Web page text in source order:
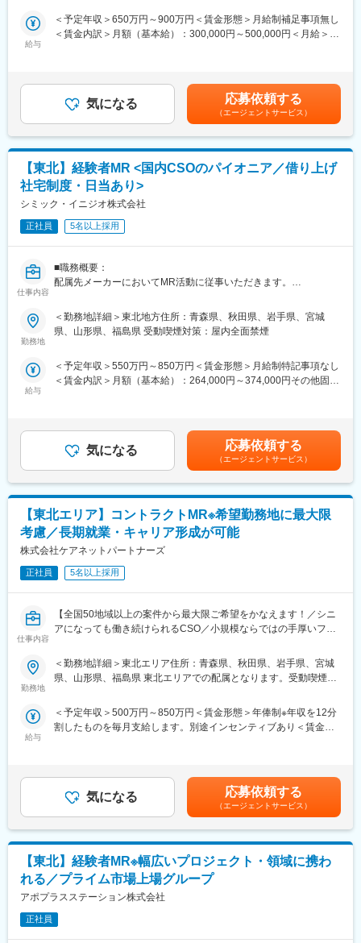
■企業の特徴
「CareNet.com」を運営する親会社の強力なサポートを受けなが
ら、最新の医療情報に触れられる環境が整っています。成長フェ
ーズの活気あふれる環境で、キャリアアップを目指せる魅力的な
職場です。
また、グループ間でのキャリア開発も可能です。MR以外の他職種
へのキャリア形成も進めていることも大きな特徴です。
変更の範囲：会社の定める業務
いただきます。
・担当エリアの訪問医療施設のターゲティング、担当医療施設へ
・医療従事者向けの説明会の企画・実施、医師同士のコミュニケ
ーション推進のための研究会・勉強会の立ち上げ、講演会の企
画・運営 等
※勤務地については、選考内で希望を伺ったうえで決定します。
＼IQVIAでMRとして働く魅力／
（１）充実の待遇：同業他社の中でも平均給与の高さや非課税の
日当の支給の他、退職金や団体保険制度、単身赴任手当や月1回の
帰省交通費の支給など福利厚生が充実しており、長期就業される
社員が多いのも特徴です。
公募制度も充実しておりますので、IQVIAが展開している他の事業
部への異動も可能です。
事担当者などの管理部門など
（３）手厚い研修体制でスキルアップができます：製品研修、ス
してのスキルのみならず、データ分析、マーケティングなど多角
的にヘルスケアのプロフェッショナル人材を育成する研修制度を
【IQVIAサービシーズジャパンについて】
・世界100以上の国と地域／8万人の社員が、医薬品の臨床開発～
プロモーションに携わり、市場を流通するほぼすべての医薬品に
関与しています
・日本においても業界トップシェアを誇り、常時100以上のPJが
稼働しています
変更の範囲：会社の定める業務
給与
＜予定年収＞650万円～900万円＜賃金形態＞月給制補足事項無し
＜賃金内訳＞月額（基本給）：300,000円～500,000円＜月給＞
ジェクト稼働手当(35,000円)、外勤日当（1日1,500円／外勤3.5時
間以上）■変動賞与制（6月・12月・3月）※平均実績6ヶ月分■イン
センティブ：3月（対象者）賃金はあくまでも目安の金額であり、
選考を通じて上下する可能性があります。月給(月額)は固定手当を
含めた表記です。
気になる 応募依頼する
（エージェントサービス）
【東北】経験者MR <国内CSOのパイオニア／借り上げ
社宅制度・日当あり>
シミック・イニジオ株式会社
正社員 5名以上採用
仕事内容
■職務概要：
配属先メーカーにおいてMR活動に従事いただきます。
■新薬プロジェクト95％超／常時60以上のプロジェクトが稼働
プロジェクトの数やバリエーションはキャリア形成に直結するた
業規模、製品領域などのバランスを考慮しながら、常時60以上の
プロジェクトが稼働しています。
■年齢も経験も多様な人財が活躍
シミック・イニジオはほぼ全員が中途採用です。それぞれ異なる
バックグラウンドを持ち、その経験を活かして活動しています。
社員の年齢分布も幅広く、20代～60代まで在籍しています。社員
の経験の多様性は、変革期にある製薬業界にあって、私たちの事
業を支える重要な要素です。
■人財育成への積極投資
シミック・イニジオにとってサービス品質の源泉となるのは人財
資を行っています。自己成長意欲を尊重し、業務直結の研修だけ
でなく、変化する時代に対応するビジネススキル習得も含め階層
行っています。
できる制度があります。社員と社員のご家族が安心し、仕事もプ
ライベートも充実して活躍できるよう、福利厚生制度を整備して
ラスの借り上げ社宅制度や単身赴任のサポート制度を導入し、そ
の利用率も高水準となっています。
■社内認定資格制度
製薬企業での開発パイプラインの変化にともない、当社において
はオンコロジーをはじめスペシャリティ領域のプロジェクトが増
加しています。またスペシャリティ領域については社員の関心も
高く、これに応えるべく専門性の高い人財を育成するための社内
認定資格制度を設けています。現在はオンコロジー分野で「血液
勤務地
＜勤務地詳細＞東北地方住所：青森県、秋田県、岩手県、宮城
県、山形県、福島県 受動喫煙対策：屋内全面禁煙
給与
＜予定年収＞550万円～850万円＜賃金形態＞月給制特記事項なし
＜賃金内訳＞月額（基本給）：264,000円～374,000円その他固定
を全額支給 ■賞与年2回（昨年度実績4.2ヶ月）、報酬改定年1回■
全国勤務が可能な方は、初回給与時に30万円の一時金を支給賃金
はあくまでも目安の金額であり、選考を通じて上下する可能性が
あります。月給(月額)は固定手当を含めた表記です。
気になる 応募依頼する
（エージェントサービス）
【東北エリア】コントラクトMR※希望勤務地に最大限
考慮／長期就業・キャリア形成が可能
株式会社ケアネットパートナーズ
正社員 5名以上採用
仕事内容
【全国50地域以上の案件から最大限ご希望をかなえます！／シニ
アになっても働き続けられるCSO／小規模ならではの手厚いフォ
■業務内容：
して医薬品情報の伝達や、安全性や有効性情報をご提供いただき
ます。有効性について情報の収集と会社への報告業務もお願いい
件から勤務地をご提案させていただきます。年収は現職考慮（モ
デル年収：20代650万、40代後半850万）領域を変えてのPJT打診
も可能です。また、無期雇用派遣となるため、ＰＪＴの期間外も
ベース給与は保証いたします。
■MRとして働く魅力
（1）最大限希望を考慮します：
全国50地域以上のPJTからご提案し、なるべくご希望の勤務地に
アサインが可能です。また、次の契約での再配属の際の地域もし
勤務地
＜勤務地詳細＞東北エリア住所：青森県、秋田県、岩手県、宮城
県、山形県、福島県 東北エリアでの配属となります。受動喫煙対
給与
＜予定年収＞500万円～850万円＜賃金形態＞年俸制※年収を12分
割したものを毎月支給します。別途インセンティブあり＜賃金内
円（12分割）（一律手当を含む）＜昇給有無＞有＜残業手当＞有
＜給与補足＞※面接を通して、ご経験やスキルにより当社規定に基
づき決定いたします。■昇給、インセンティブあり■モデル年収：
20代650万、40代後半850万賃金はあくまでも目安の金額であ
り、選考を通じて上下する可能性があります。月給(月額)は固定手
当を含めた表記です。
気になる 応募依頼する
（エージェントサービス）
【東北】経験者MR※幅広いプロジェクト・領域に携わ
れる／プライム市場上場グループ
アポプラスステーション株式会社
正社員